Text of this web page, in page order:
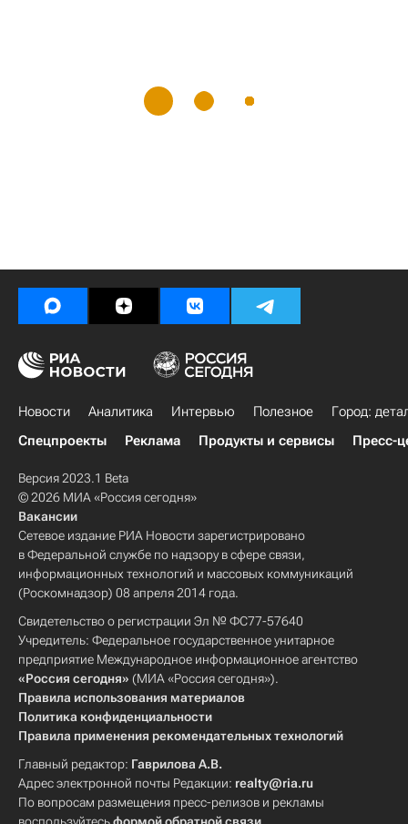
Новости Аналитика Интервью Полезное
Город:
Спецпроекты
Реклама Продукты и сервисы Пресс-
Версия 2023.1 Beta
© 2026 МИА «Россия сегодня»
Вакансии
Сетевое издание РИА Новости зарегистрировано
в Федеральной службе по надзору в сфере связи,
информационных технологий и массовых коммуникаций
(Роскомнадзор) 08 апреля 2014 года.
Свидетельство о регистрации Эл № ФС77-57640
Учредитель: Федеральное государственное унитарное
предприятие Международное информационное агентство
«Россия сегодня» (МИА «Россия сегодня»).
Правила использования материалов
Политика конфиденциальности
Правила применения рекомендательных технологий
Главный редактор: Гаврилова А.В.
Адрес электронной почты Редакции: realty@ria.ru
По вопросам размещения пресс-релизов и рекламы